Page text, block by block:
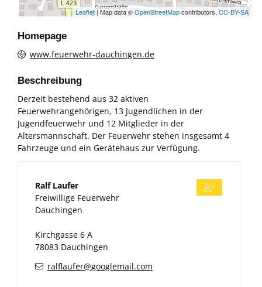
Leaflet| Map data ©OpenStreetMapcontributors,CC-BY-SA
Homepage
www.feuerwehr-dauchingen.de
Ralf Laufer
Freiwillige Feuerwehr
Dauchingen
Kirchgasse 6 A
78083 Dauchingen
ralflaufer@googlemail.com
Beschreibung
Derzeit bestehend aus 32 aktiven
Feuerwehrangehörigen, 13 Jugendlichen in der
Jugendfeuerwehr und 12 Mitglieder in der
Altersmannschaft. Der Feuerwehr stehen insgesamt 4
Fahrzeuge und ein Gerätehaus zur Verfügung.